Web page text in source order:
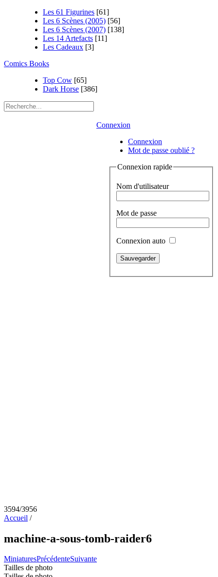
Les 61 Figurines [61]
Les 6 Scènes (2005) [56]
Les 6 Scènes (2007) [138]
Les 14 Artefacts [11]
Les Cadeaux [3]
Comics Books
Top Cow [65]
Dark Horse [386]
Connexion
Connexion
Mot de passe oublié ?
Connexion rapide
Nom d'utilisateur
Mot de passe
Connexion auto
3594/3956
Accueil /
machine-a-sous-tomb-raider6
MiniaturesPrécédenteSuivante
Tailles de photo